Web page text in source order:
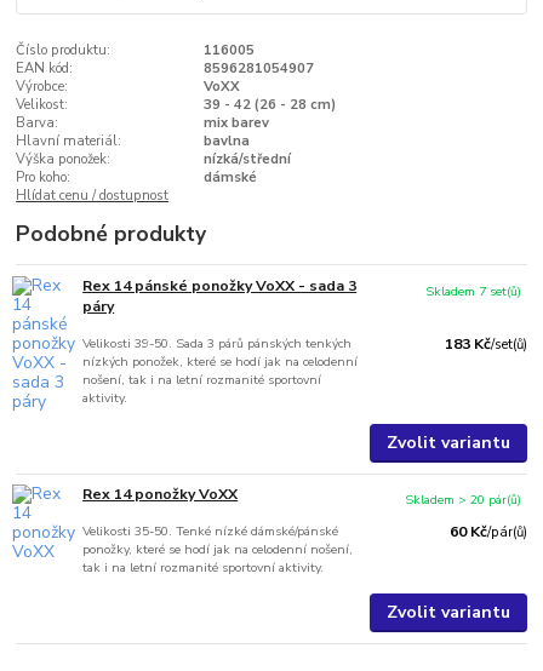
Číslo produktu:
116005
EAN kód:
8596281054907
Výrobce:
VoXX
Velikost:
39 - 42 (26 - 28 cm)
Barva:
mix barev
Hlavní materiál:
bavlna
Výška ponožek:
nízká/střední
Pro koho:
dámské
Hlídat cenu / dostupnost
Podobné produkty
Rex 14 pánské ponožky VoXX - sada 3
páry
Velikosti 39-50. Sada 3 párů pánských tenkých
nízkých ponožek, které se hodí jak na celodenní
nošení, tak i na letní rozmanité sportovní
aktivity.
183 Kč/set(ů)
Skladem 7 set(ů)
Zvolit variantu
Rex 14 ponožky VoXX
Velikosti 35-50. Tenké nízké dámské/pánské
ponožky, které se hodí jak na celodenní nošení,
tak i na letní rozmanité sportovní aktivity.
60 Kč/pár(ů)
Skladem > 20 pár(ů)
Zvolit variantu